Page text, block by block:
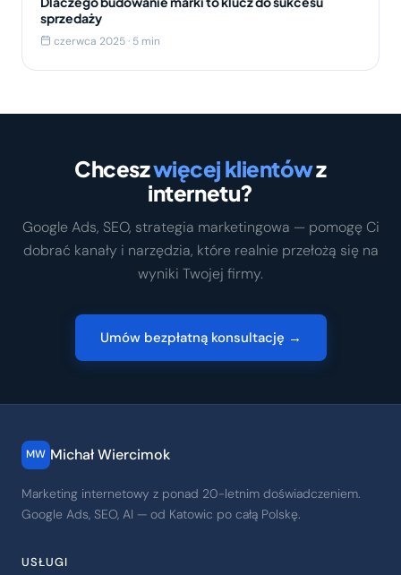
sprzedaży
czerwca 2025 · 5 min
Chceszwięcej klientówz
internetu?
Google Ads, SEO, strategia marketingowa — pomogę Ci
dobrać kanały i narzędzia, które realnie przełożą się na
wyniki Twojej firmy.
Umów bezpłatną konsultację →
MW Michał Wiercimok
Marketing internetowy z ponad 20-letnim doświadczeniem.
Google Ads, SEO, AI — od Katowic po całą Polskę.
USŁUGI